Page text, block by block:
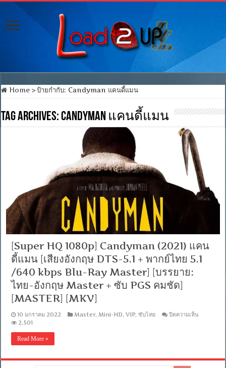
Home > ป้ายกำกับ: Candyman แคนดี้แมน
Tag Archives:Candyman แคนดี้แมน
[Super HQ 1080p] Candyman (2021) แคน
ดี้แมน [เสียงอังกฤษ DTS-5.1 + พากย์ไทย 5.1
/640 kbps Blu-Ray Master] [บรรยาย:
ไทย-อังกฤษ Master + ซับ PGS คมชัด]
[MASTER] [MKV]
10 มกราคม 2022 Master, Mini-HD,VIP,ซับไทย ปิดความเห็น
แคน
2,501
Read More »